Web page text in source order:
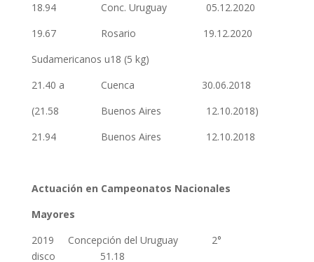
18.94 Conc. Uruguay 05.12.2020
19.67 Rosario 19.12.2020
Sudamericanos u18 (5 kg)
21.40 a Cuenca 30.06.2018
(21.58 Buenos Aires 12.10.2018)
21.94 Buenos Aires 12.10.2018
Actuación en Campeonatos Nacionales
Mayores
2019 Concepción del Uruguay 2°
disco 51.18